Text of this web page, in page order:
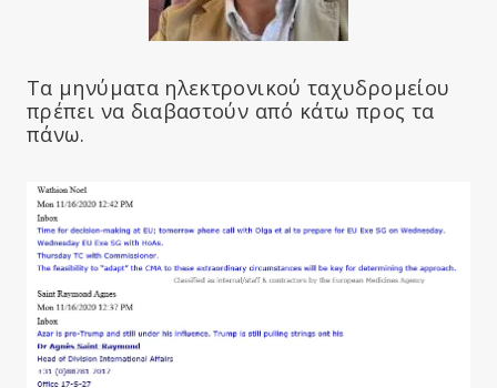
Τα μηνύματα ηλεκτρονικού ταχυδρομείου
πρέπει να διαβαστούν από κάτω προς τα
πάνω.